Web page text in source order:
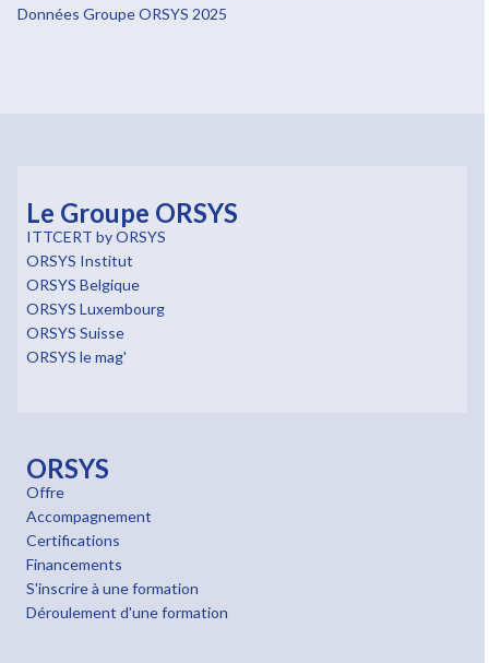
Données Groupe ORSYS 2025
Le Groupe ORSYS
ITTCERT by ORSYS
ORSYS Institut
ORSYS Belgique
ORSYS Luxembourg
ORSYS Suisse
ORSYS le mag'
ORSYS
Offre
Accompagnement
Certifications
Financements
S'inscrire à une formation
Déroulement d'une formation